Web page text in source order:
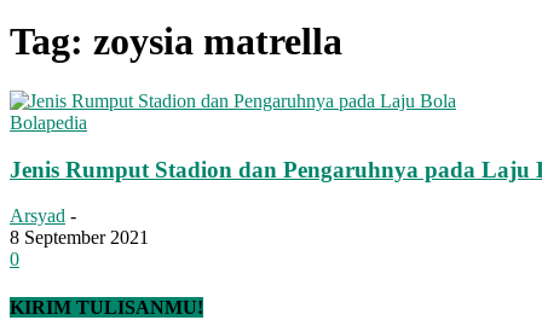
Tag: zoysia matrella
Bolapedia
Jenis Rumput Stadion dan Pengaruhnya pada Laju
Arsyad -
8 September 2021
0
KIRIM TULISANMU!